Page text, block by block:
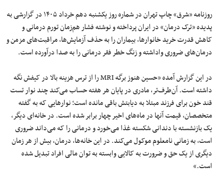
روزنامه «شرق» چاپ تهران در شماره روز یکشنبه دهم خرداد ۱۴۰۵ در گزارشی به
پدیده «ترک درمان» در ایران پرداخته و نوشته فشار هم‌زمان تورم درمانی و
کاهش قدرت خرید خانوارها، بیماران را به حذف آزمایش‌ها، مراقبت‌های مزمن و
درمان‌های ضروری واداشته و زنگ خطر فقر درمانی را به صدا درآورده است.
در این گزارش آمده «حسین هنوز برگه MRI را از ترس هزینه بالا در کیفش نگه
داشته است. آن‌طرف‌تر، مادری در پایان هر هفته حساب می‌کند چند نوار تست
قند خون برای فرزند مبتلا به دیابتش باقی مانده است؛ نوارهایی که به گفته
متخصصان، قیمت آنها در ماه‌های اخیر چهار برابر شده است. در خانه‌ای دیگر،
یک بازنشسته با دندانی شکسته غذا می‌خورد و درمانی را که می‌داند ضروری
است، به زمانی نامعلوم موکول می‌کند. در این خانه‌ها، درمان، بیش از هر زمان
دیگری از یک حق و ضرورت به کالایی وابسته به توان مالی افراد تبدیل شده
است.»